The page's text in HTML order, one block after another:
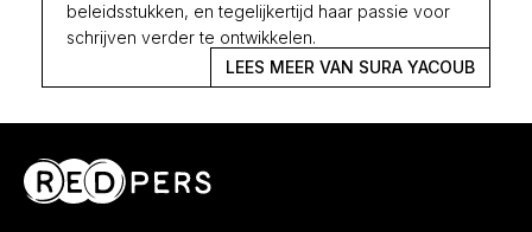
beleidsstukken, en tegelijkertijd haar passie voor
schrijven verder te ontwikkelen.
LEES MEER VAN SURA YACOUB